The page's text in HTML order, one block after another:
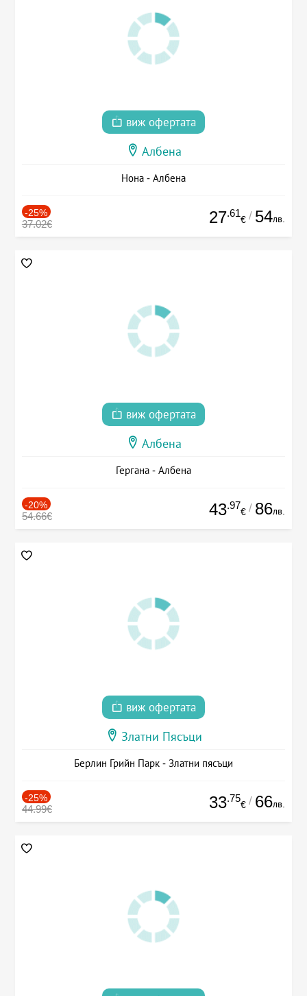
виж офертата
Албена
Нона - Албена
-25%
37.02€ 27.61
€ / 54лв.
виж офертата
Албена
Гергана - Албена
-20%
54.66€ 43.97
€ / 86лв.
виж офертата
Златни Пясъци
Берлин Грийн Парк - Златни пясъци
-25%
44.99€ 33.75
€ / 66лв.